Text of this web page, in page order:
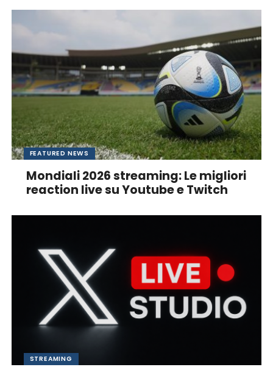
FEATURED NEWS
Mondiali 2026 streaming: Le migliori
reaction live su Youtube e Twitch
STREAMING